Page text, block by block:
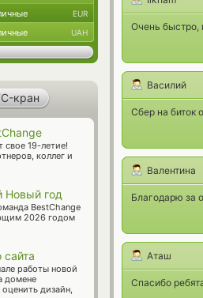
Очень быстро,
Василий
Сбер на биток
Валентина
Благодарю за
Аташ
Спасибо
EUR
UAH
кран
свое 19-летие!
коллег и
Новый год
BestChange
2026 годом
сайта
работы новой
домене
дизайн,